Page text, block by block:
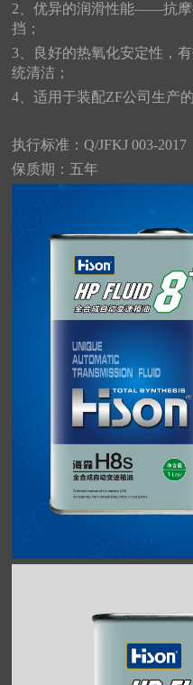
2、优异的润滑性能——抗摩
挡；
3、良好的热氧化安定性，
统清洁；
4、适用于装配ZF公司生产
执行标准：Q/JFKJ 003-2017
保质期：五年